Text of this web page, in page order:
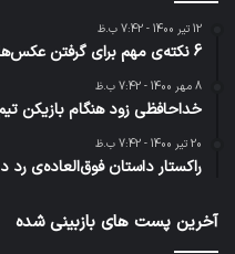
12 تیر 1400 - 7:42 ب.ظ
6 نکته‌ی مهم برای گرفتن عکس‌های جذاب‌تر در سفر
8 مهر 1400 - 7:42 ب.ظ
خداحافظی زود هنگام بازیکن
20 تیر 1400 - 7:42 ب.ظ
راکستار داستان فوق‌العاده‌ی
آخرین پست های بازبینی شده